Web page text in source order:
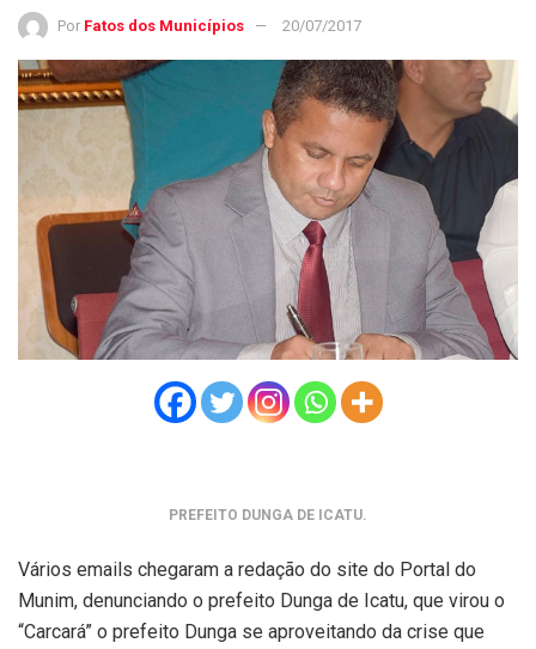
Por Fatos dos Municípios 20/07/2017
PREFEITO DUNGA DE ICATU.
Vários emails chegaram a redação do site do Portal do
Munim, denunciando o prefeito Dunga de Icatu, que virou o
“Carcará” o prefeito Dunga se aproveitando da crise que